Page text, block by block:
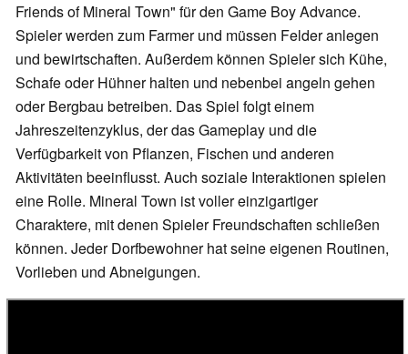
Friends of Mineral Town" für den Game Boy Advance.
Spieler werden zum Farmer und müssen Felder anlegen
und bewirtschaften. Außerdem können Spieler sich Kühe,
Schafe oder Hühner halten und nebenbei angeln gehen
oder Bergbau betreiben. Das Spiel folgt einem
Jahreszeitenzyklus, der das Gameplay und die
Verfügbarkeit von Pflanzen, Fischen und anderen
Aktivitäten beeinflusst. Auch soziale Interaktionen spielen
eine Rolle. Mineral Town ist voller einzigartiger
Charaktere, mit denen Spieler Freundschaften schließen
können. Jeder Dorfbewohner hat seine eigenen Routinen,
Vorlieben und Abneigungen.